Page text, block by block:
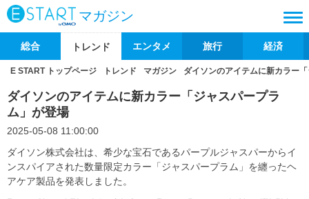
マガジン
総合 トレンド エンタメ 旅行 経済
E START トップページ トレンド マガジン ダイソンのアイテムに新カラー
ダイソンのアイテムに新カラー「ジャスパープラ
ム」が登場
2025-05-08 11:00:00
ダイソン株式会社は、希少な宝石であるパープルジャスパーからイ
ンスパイアされた数量限定カラー「ジャスパープラム」を纏ったヘ
アケア製品を発表しました。